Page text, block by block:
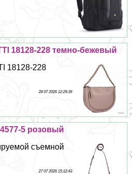
18128-228 темно-бежевый
18128-228
28 07 2026 12:29:39
5 розовый
съемной
27 07 2026 15:12:43